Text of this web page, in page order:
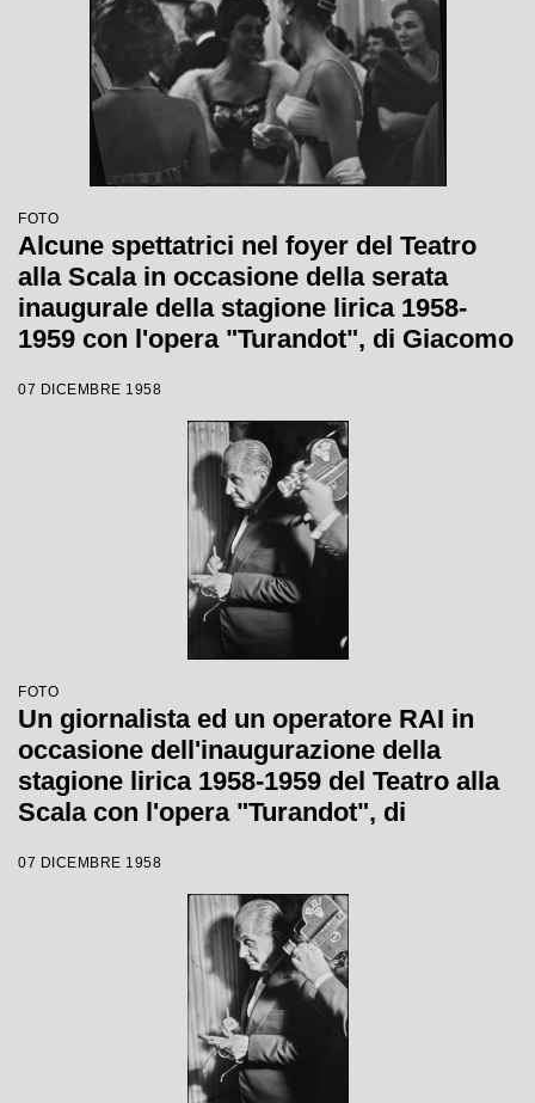
FOTO
Alcune spettatrici nel foyer del Teatro
alla Scala in occasione della serata
inaugurale della stagione lirica 1958-
1959 con l'opera "Turandot", di Giacomo
regia di Margherita Wallmann
07 DICEMBRE 1958
FOTO
Un giornalista ed un operatore RAI in
occasione dell'inaugurazione della
stagione lirica 1958-1959 del Teatro alla
Scala con l'opera "Turandot", di
Votto, con la regia di Margherita
07 DICEMBRE 1958